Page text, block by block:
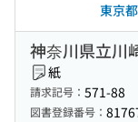
東京
神奈川県立川
紙
請求記号： 571-88
図書登録番号：